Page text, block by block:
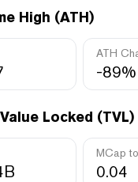
High (ATH)
ATH
-89%
Locked (TVL)
MCap
0.04